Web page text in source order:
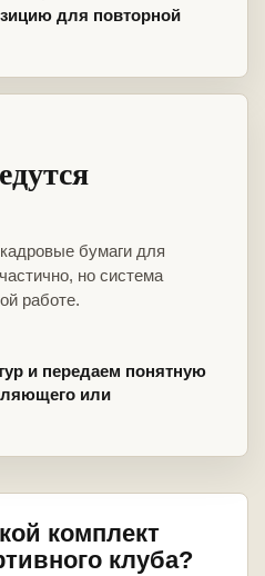
для повторной
бумаги для
но система
работе.
и передаем понятную
или
комплект
клуба?